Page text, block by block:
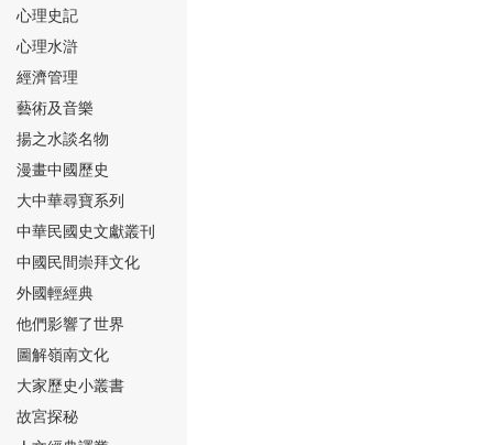
⑮
⑯
⑰
心理史記
心理水滸
經濟管理
藝術及音樂
揚之水談名物
漫畫中國歷史
大中華尋寶系列
中華民國史文獻叢刊
中國民間崇拜文化
外國輕經典
他們影響了世界
圖解嶺南文化
大家歷史小叢書
故宮探秘